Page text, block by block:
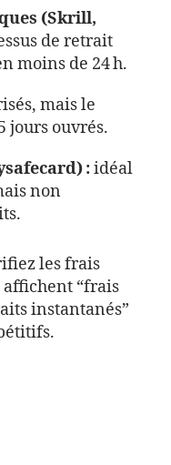
(Skrill,
de retrait
moins de 24 h.
mais le
jours ouvrés.
:idéal
non
les frais
affichent “frais
instantanés”